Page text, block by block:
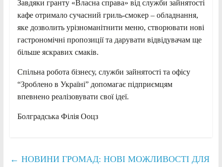
Завдяки гранту «Власна справа» від служби зайнятості
кафе отримало сучасний гриль-смокер – обладнання,
яке дозволить урізноманітнити меню, створювати нові
гастрономічні пропозиції та дарувати відвідувачам ще
більше яскравих смаків.
Спільна робота бізнесу, служби зайнятості та офісу
“Зроблено в Україні” допомагає підприємцям
впевнено реалізовувати свої ідеї.
Болградська Філія Ооцз
← НОВИНИ ГРОМАД: НОВІ МОЖЛИВОСТІ ДЛЯ